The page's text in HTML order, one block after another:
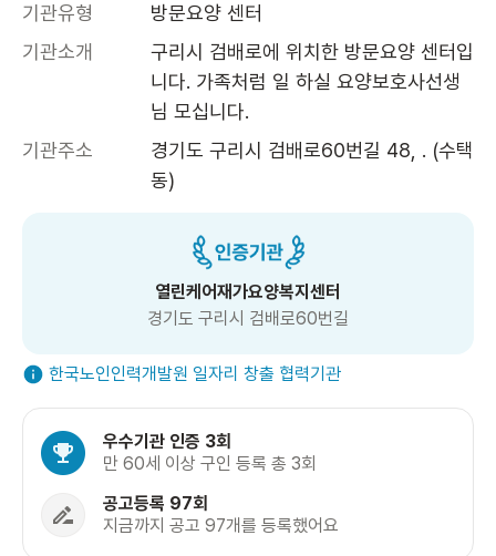
기관유형
방문요양 센터
기관소개
구리시 검배로에 위치한 방문요양 센터입
니다. 가족처럼 일 하실 요양보호사선생
님 모십니다.
기관주소
경기도 구리시 검배로60번길 48, . (수택
동)
열린케어재가요양복지센터
경기도 구리시 검배로60번길
한국노인인력개발원 일자리 창출 협력기관
우수기관 인증 3회
만 60세 이상 구인 등록 총 3회
공고등록 97회
지금까지 공고 97개를 등록했어요